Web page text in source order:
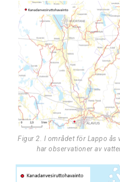
Figur 2. I området för Lappo ås
har observationer av